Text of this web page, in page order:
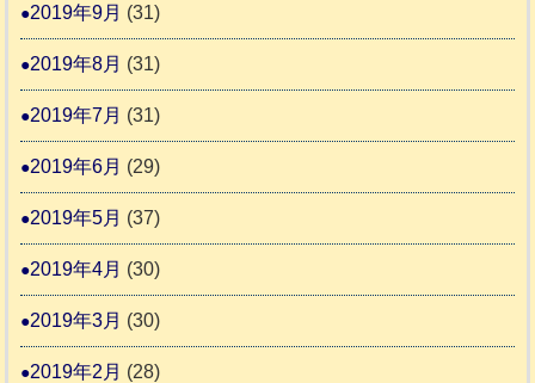
2019年9月 (31)
2019年8月 (31)
2019年7月 (31)
2019年6月 (29)
2019年5月 (37)
2019年4月 (30)
2019年3月 (30)
2019年2月 (28)